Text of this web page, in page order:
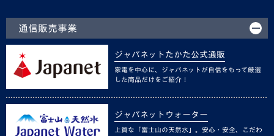
通信販売事業
ジャパネットたかた公式通販
家電を中心に、ジャパネットが自信をもって厳選
した商品だけをご紹介！
ジャパネットウォーター
上質な「富士山の天然水」。安心・安全、こだわ